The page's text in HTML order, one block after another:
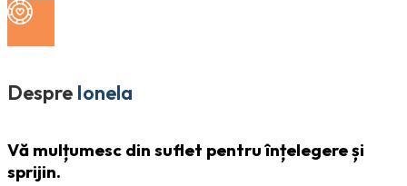
Despre Ionela
Vă mulțumesc din suflet pentru înțelegere și
sprijin.